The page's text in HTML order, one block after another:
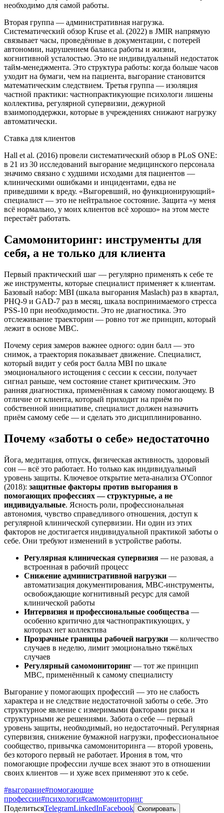
необходимо для самой работы.
Вторая группа — административная нагрузка.
Систематический обзор Kruse et al. (2022) в JMIR напрямую
связывает часы, проведённые в документации, с потерей
автономии, нарушением баланса работы и жизни,
когнитивной усталостью. Это не индивидуальный недостаток
тайм-менеджмента. Это структура работы: когда больше часов
уходит на бумаги, чем на пациента, выгорание становится
математическим следствием. Третья группа — изоляция
частной практики: частнопрактикующие психологи лишены
коллектива, регулярной супервизии, дежурной
взаимоподдержки, которые в учреждениях снижают нагрузку
автоматически.
Ставка для клиентов
Hall et al. (2016) провели систематический обзор в PLoS ONE:
в 21 из 30 исследований выгорание медицинского персонала
значимо связано с худшими исходами для пациентов —
клиническими ошибками и инцидентами, едва не
приведшими к вреду. «Выгоревший, но функционирующий»
специалист — это не нейтральное состояние. Защита «у меня
всё нормально, у моих клиентов всё хорошо» на этом месте
перестаёт работать.
Самомониторинг: инструменты для
себя, а не только для клиента
Первый практический шаг — регулярно применять к себе те
же инструменты, которые специалист применяет к клиентам.
Базовый набор: MBI (шкала выгорания Maslach) раз в квартал,
PHQ-9 и GAD-7 раз в месяц, шкала воспринимаемого стресса
PSS-10 при необходимости. Это не диагностика. Это
отслеживание траектории — ровно тот же принцип, который
лежит в основе MBC.
Почему серия замеров важнее одного: один балл — это
снимок, а траектория показывает движение. Специалист,
который видит у себя рост балла MBI по шкале
эмоционального истощения с сессии к сессии, получает
сигнал раньше, чем состояние станет критическим. Это
ранняя диагностика, применённая к самому помогающему. В
отличие от клиента, который приходит на приём по
собственной инициативе, специалист должен назначить
приём самому себе — и сделать это дисциплинированно.
Почему «заботы о себе» недостаточно
Йога, медитация, отпуск, физическая активность, здоровый
сон — всё это работает. Но только как индивидуальный
уровень защиты. Ключевое открытие мета-анализа O'Connor
(2018): защитные факторы против выгорания в
помогающих профессиях — структурные, а не
индивидуальные. Ясность роли, профессиональная
автономия, чувство справедливого отношения, доступ к
регулярной клинической супервизии. Ни один из этих
факторов не достигается индивидуальной практикой заботы о
себе. Они требуют изменений в устройстве работы.
Регулярная клиническая супервизия — не разовая, а
встроенная в рабочий процесс
Снижение административной нагрузки —
автоматизация документирования, MBC-инструменты,
освобождающие когнитивный ресурс для самой
клинической работы
Интервизия и профессиональные сообщества —
особенно критично для частнопрактикующих, у
которых нет коллектива
Прозрачные границы рабочей нагрузки — количество
случаев в неделю, лимит эмоционально тяжёлых
случаев
Регулярный самомониторинг — тот же принцип
MBC, применённый к самому специалисту
Выгорание у помогающих профессий — это не слабость
характера и не следствие недостаточной заботы о себе. Это
структурное явление с измеримыми факторами риска и
структурными же решениями. Забота о себе — первый
уровень защиты, необходимый, но недостаточный. Регулярная
супервизия, снижение бумажной нагрузки, профессиональное
сообщество, привычка самомониторинга — второй уровень,
без которого первый не работает. Ирония в том, что
помогающие профессии лучше всех знают это в отношении
своих клиентов — и хуже всех применяют это к себе.
#выгорание#помогающие
профессии#психологи#самомониторинг
ПоделитьсяTelegramLinkedInFacebook Скопировать